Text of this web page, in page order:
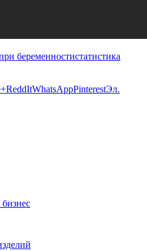
беременностистатистика
ReddItWhatsAppPinterestЭл.